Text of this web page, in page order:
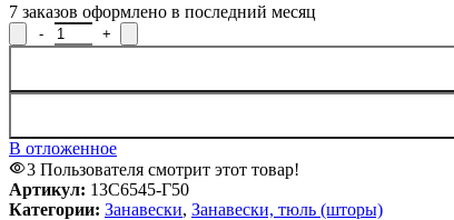
7 заказов оформлено в последний месяц
Количество товара Занавеска 13С6545-Г50, 160x145см
В отложенное
3 Пользователя смотрит этот товар!
Артикул: 13С6545-Г50
Категории: Занавески, Занавески, тюль (шторы)